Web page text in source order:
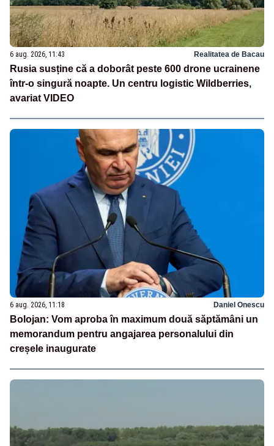
6 aug. 2026, 11:43 Realitatea de Bacau
Rusia susține că a doborât peste 600 drone ucrainene
într-o singură noapte. Un centru logistic Wildberries,
avariat VIDEO
6 aug. 2026, 11:18 Daniel Onescu
Bolojan: Vom aproba în maximum două săptămâni un
memorandum pentru angajarea personalului din
creșele inaugurate